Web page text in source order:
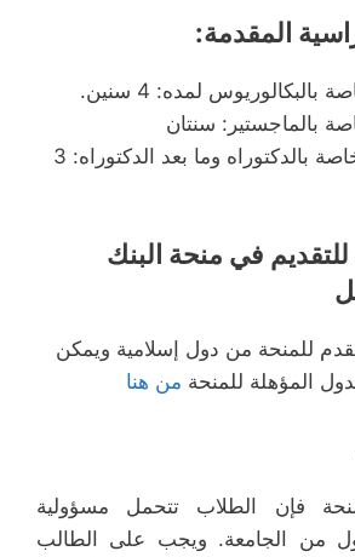
المقدمة:
بالبكالوريوس لمده: 4 سنين.
بالماجستير: سنتان
والمنحة الخاصة بالدكتوراه وما بعد الدكتوراه: 3
في منحة البنك
للمنحة من دول إسلامية ويمكن
المؤهلة للمنحة من هنا
فإن الطلاب تتحمل مسؤولية
من الجامعة. ويجب على الطالب